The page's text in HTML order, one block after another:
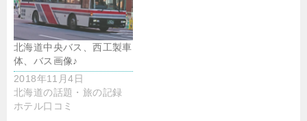
北海道中央バス、西工製車
体、バス画像♪
2018年11月4日
北海道の話題・旅の記録
ホテル口コミ